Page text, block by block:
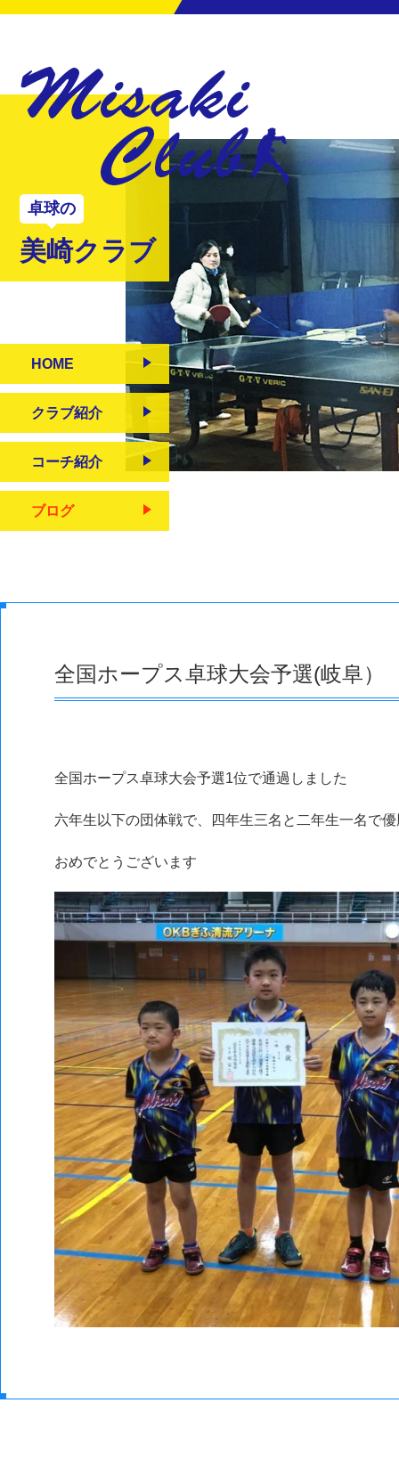
卓球の
美崎クラブ
HOME
クラブ紹介
コーチ紹介
ブログ
全国ホープス卓球大会予選(岐阜）
全国ホープス卓球大会予選1位で通過しました
六年生以下の団体戦で、四年生三名と二年生一名で
おめでとうございます